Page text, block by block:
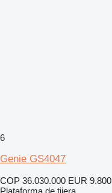
6
Genie GS4047
COP 36.030.000 EUR 9.800
Plataforma de tijera